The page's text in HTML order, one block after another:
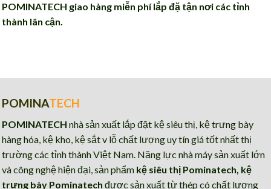
POMINATECH giao hàng miễn phí lắp đặ tận nơi các tỉnh
thành lân cận.
POMINATECH
POMINATECH nhà sản xuất lắp đặt kệ siêu thị, kệ trưng bày
hàng hóa, kệ kho, kệ sắt v lỗ chất lượng uy tín giá tốt nhất thị
trường các tỉnh thành Việt Nam. Năng lực nhà máy sản xuất lớn
và công nghệ hiện đại, sản phẩm kệ siêu thị Pominatech, kệ
trưng bày Pominatech được sản xuất từ thép có chất lượng